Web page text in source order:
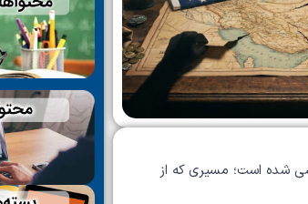
شده است؛ مسیری که از